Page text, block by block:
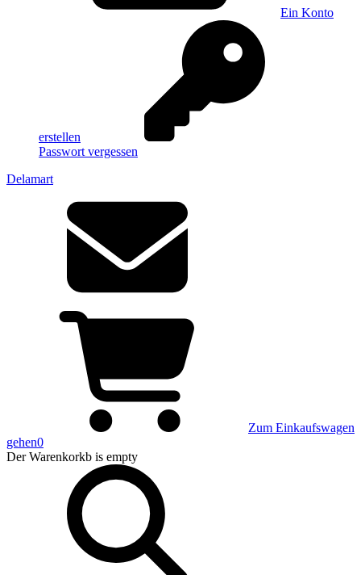
Ein Konto
erstellen
Passwort vergessen
Delamart
Zum Einkaufswagen
gehen0
Der Warenkorkb is empty